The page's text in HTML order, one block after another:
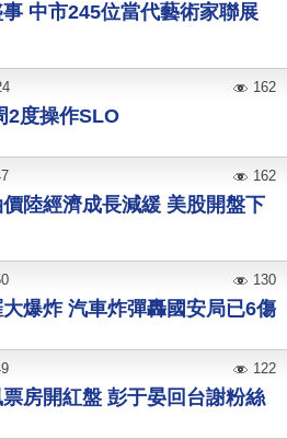
中市245位當代藝術家聯展
2度操作SLO
162
陸經濟成長減緩 美股開盤下
162
爆炸 汽車炸彈轟國安局已6傷
130
房開紅盤 彭于晏回台謝粉絲
122